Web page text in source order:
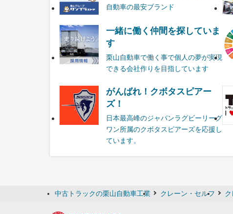
自動車の最安ブランド
一緒に働く仲間を探していま
す
栗山自動車で働く事で個人の夢が実現
できる会社作りを目指しています
がんばれ！クボタスピアー
ズ！
日本最高峰のジャパンラグビーリーグ
ワン所属のクボタスピアーズを応援し
ています。
中古トラックの栗山自動車工業 クレーン・セルフ